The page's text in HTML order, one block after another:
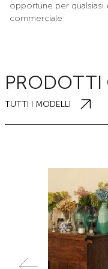
opportune per qualsiasi
commerciale
PRODOTTI
TUTTI I MODELLI